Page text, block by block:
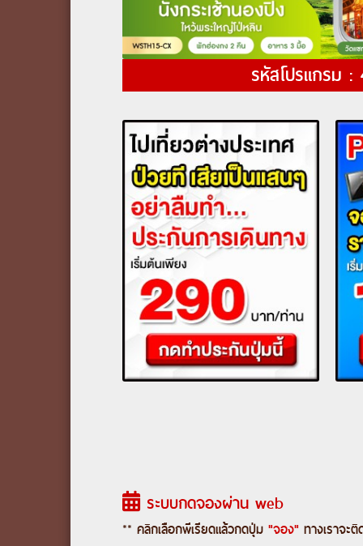
รหัสโปรแกรม :
ระบบกดจองผ่าน web
** คลิกเลือกพีเรียดแล้วกดปุ่ม"จอง" ทางเราจะ